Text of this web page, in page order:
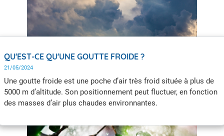
QU'EST-CE QU'UNE GOUTTE FROIDE ?
21/05/2024
Une goutte froide est une poche d’air très froid située à plus de
5000 m d’altitude. Son positionnement peut fluctuer, en fonction
des masses d’air plus chaudes environnantes.